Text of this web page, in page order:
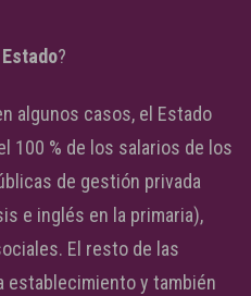
?
algunos casos, el Estado
100 % de los salarios de los
de gestión privada
e inglés en la primaria),
El resto de las
establecimiento y también